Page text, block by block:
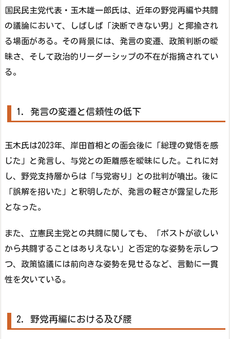
国民民主党代表・玉木雄一郎氏は、近年の野党再編や共闘
の議論において、しばしば「決断できない男」と揶揄され
る場面がある。その背景には、発言の変遷、政策判断の曖
昧さ、そして政治的リーダーシップの不在が指摘されてい
る。
1. 発言の変遷と信頼性の低下
玉木氏は2023年、岸田首相との面会後に「総理の覚悟を感
じた」と発言し、与党との距離感を曖昧にした。これに対
し、野党支持層からは「与党寄り」との批判が噴出。後に
「誤解を招いた」と釈明したが、発言の軽さが露呈した形
となった。
また、立憲民主党との共闘に関しても、「ポストが欲しい
から共闘することはありえない」と否定的な姿勢を示しつ
つ、政策協議には前向きな姿勢を見せるなど、言動に一貫
性を欠いている。
2. 野党再編における及び腰